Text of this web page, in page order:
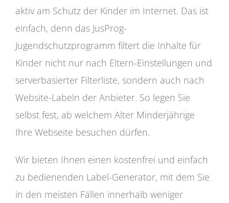
aktiv am Schutz der Kinder im Internet. Das ist
einfach, denn das JusProg-
Jugendschutzprogramm filtert die Inhalte für
Kinder nicht nur nach Eltern-Einstellungen und
serverbasierter Filterliste, sondern auch nach
Website-Labeln der Anbieter. So legen Sie
selbst fest, ab welchem Alter Minderjährige
Ihre Webseite besuchen dürfen.
Wir bieten Ihnen einen kostenfrei und einfach
zu bedienenden Label-Generator, mit dem Sie
in den meisten Fällen innerhalb weniger